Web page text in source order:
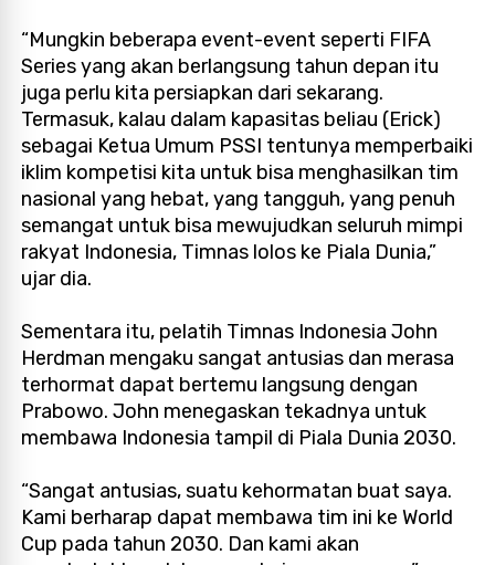
“Mungkin beberapa event-event seperti FIFA
Series yang akan berlangsung tahun depan itu
juga perlu kita persiapkan dari sekarang.
Termasuk, kalau dalam kapasitas beliau (Erick)
sebagai Ketua Umum PSSI tentunya memperbaiki
iklim kompetisi kita untuk bisa menghasilkan tim
nasional yang hebat, yang tangguh, yang penuh
semangat untuk bisa mewujudkan seluruh mimpi
rakyat Indonesia, Timnas lolos ke Piala Dunia,”
ujar dia.
Sementara itu, pelatih Timnas Indonesia John
Herdman mengaku sangat antusias dan merasa
terhormat dapat bertemu langsung dengan
Prabowo. John menegaskan tekadnya untuk
membawa Indonesia tampil di Piala Dunia 2030.
“Sangat antusias, suatu kehormatan buat saya.
Kami berharap dapat membawa tim ini ke World
Cup pada tahun 2030. Dan kami akan